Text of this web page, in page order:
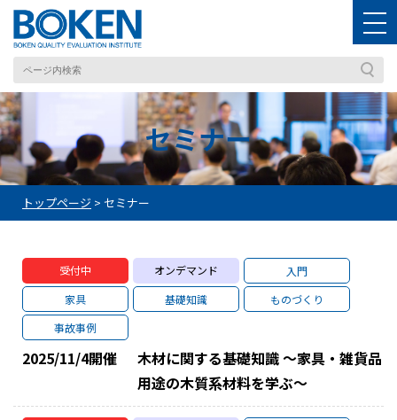
セミナー
トップページ > セミナー
受付中 オンデマンド
入門
家具
基礎知識
ものづくり
事故事例
2025/11/4開催
木材に関する基礎知識 ～家具・雑貨品
用途の木質系材料を学ぶ～